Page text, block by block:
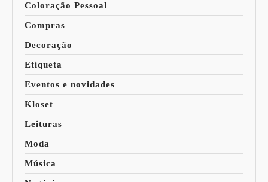
Coloração Pessoal
Compras
Decoração
Etiqueta
Eventos e novidades
Kloset
Leituras
Moda
Música